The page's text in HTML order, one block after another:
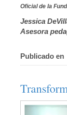
Oficial de la
Jessica
Asesora
Publicado en